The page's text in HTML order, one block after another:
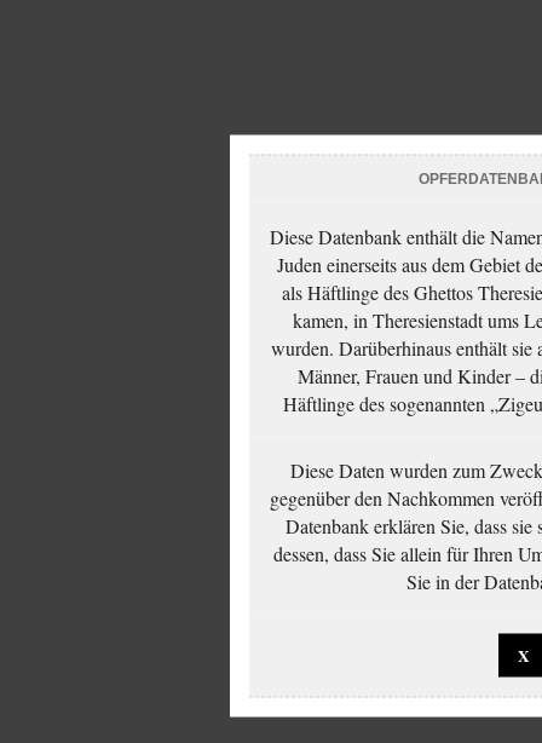
Diese Datenbank enthält die
Juden einerseits aus dem Gebiet
als Häftlinge des Ghettos
kamen, in Theresienstadt ums
wurden. Darüberhinaus enthält
Männer, Frauen und Kinder –
Häftlinge des sogenannten
Diese Daten wurden zum
gegenüber den Nachkommen
Datenbank erklären Sie, dass sie
dessen, dass Sie allein für Ihren
Sie in der
X